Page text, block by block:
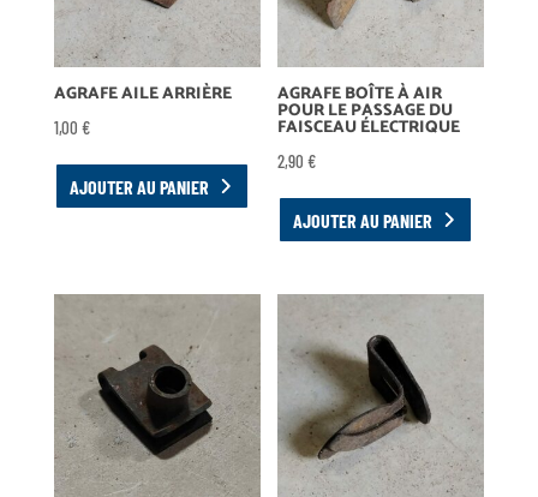
AGRAFE AILE ARRIÈRE
1,00 €
AJOUTER AU PANIER
AGRAFE BOÎTE À AIR
POUR LE PASSAGE DU
FAISCEAU ÉLECTRIQUE
2,90€
AJOUTER AU PANIER